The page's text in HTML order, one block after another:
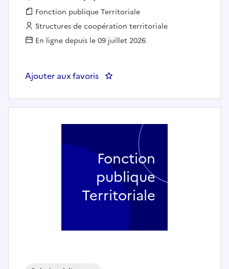
Fonction publique :
Fonction publique Territoriale
Employeur :
Structures de coopération territoriale
En ligne depuis le 09 juillet 2026
Ajouter aux favoris : Un Chargé d’Accueil et de
Fonction
publique
Territoriale